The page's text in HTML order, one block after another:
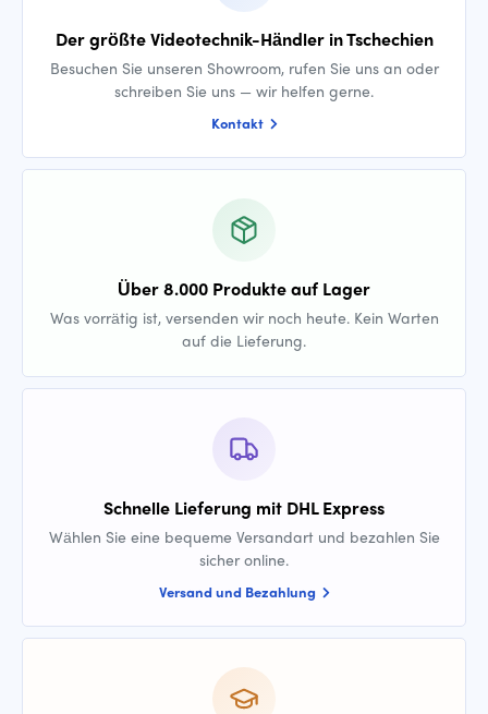
Der größte Videotechnik-Händler in Tschechien
Besuchen Sie unseren Showroom, rufen Sie uns an oder
schreiben Sie uns — wir helfen gerne.
Kontakt
Über 8.000 Produkte auf Lager
Was vorrätig ist, versenden wir noch heute. Kein Warten
auf die Lieferung.
Schnelle Lieferung mit DHL Express
Wählen Sie eine bequeme Versandart und bezahlen Sie
sicher online.
Versand und Bezahlung